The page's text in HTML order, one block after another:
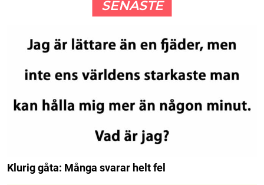
SENASTE
Klurig gåta: Många svarar helt fel